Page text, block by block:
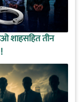
शाहसहित तीन